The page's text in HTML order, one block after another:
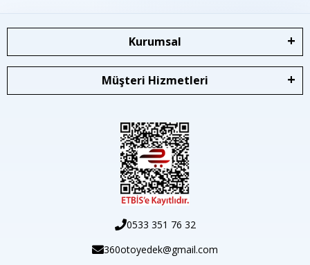
Kurumsal
Müşteri Hizmetleri
0533 351 76 32
360otoyedek@gmail.com